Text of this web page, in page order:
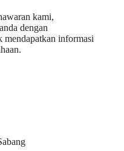
kami,
dengan
informasi